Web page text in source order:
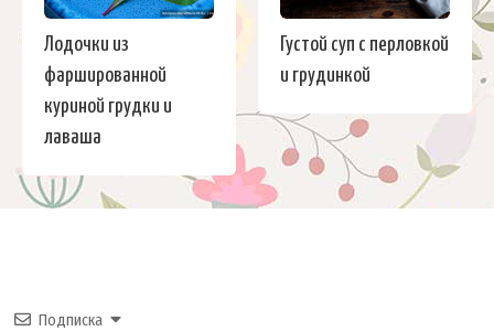
Лодочки из
фаршированной
куриной грудки и
лаваша
Густой суп с перловкой
и грудинкой
Подписка